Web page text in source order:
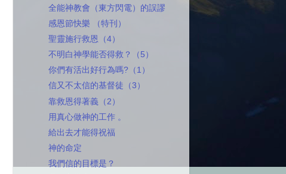
全能神教會（東方閃電）的誤謬
感恩節快樂 （特刊）
聖靈施行救恩（4）
不明白神學能否得救？（5）
你們有活出好行為嗎?（1）
信又不太信的基督徒（3）
靠救恩得著義（2）
用真心做神的工作 。
給出去才能得祝福
神的命定
我們信的目標是？